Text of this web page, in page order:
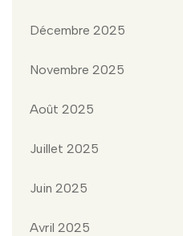
Décembre 2025
Novembre 2025
Août 2025
Juillet 2025
Juin 2025
Avril 2025